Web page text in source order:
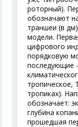
роторный).
обозначают
траншеи (в
модели.
цифрового
порядковую
последующие
тропическое,
тропиках).
обозначает:
глубина
прошедшая